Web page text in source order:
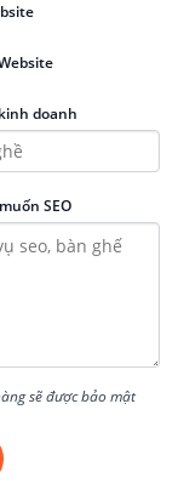
doanh
SEO
sẽ được bảo mật